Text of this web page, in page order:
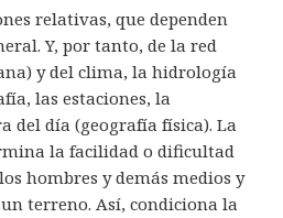
relativas, que dependen
Y, por tanto, de la red
y del clima, la hidrología
las estaciones, la
del día (geografía física). La
la facilidad o dificultad
hombres y demás medios y
terreno. Así, condiciona la